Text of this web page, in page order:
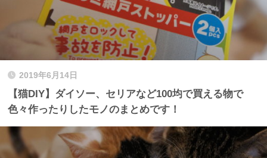
2019年6月14日
【猫DIY】ダイソー、セリアなど100均で買える物で
色々作ったりしたモノのまとめです！